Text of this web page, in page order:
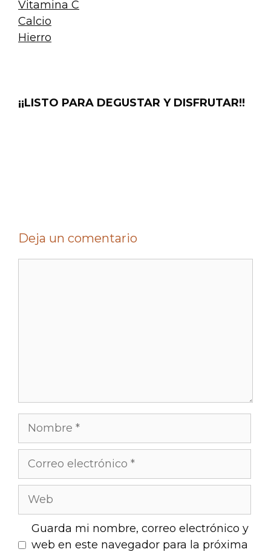
Vitamina C
Calcio
Hierro
¡¡LISTO PARA DEGUSTAR Y DISFRUTAR!!
Deja un comentario
Guarda mi nombre, correo electrónico y
web en este navegador para la próxima